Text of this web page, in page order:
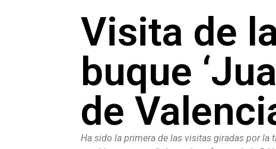
Visita de
buque
de
Ha sido la primera de las visitas giradas por la